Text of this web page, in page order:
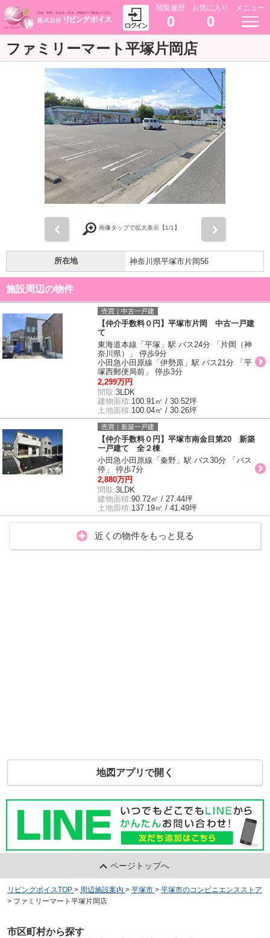
閲覧履歴
0
お気に入り
0
メニュー
ファミリーマート平塚片岡店
画像タップで拡大表示【1/1】
所在地 神奈川県平塚市片岡56
施設周辺の物件
売買｜中古一戸建
【仲介手数料０円】平塚市片岡 中古一戸建
て
東海道本線「平塚」駅 バス24分 「片岡（神
奈川県）」 停歩9分
小田急小田原線「伊勢原」駅 バス21分 「平
塚西郵便局前」 停歩3分
2,299万円
間取:3LDK
建物面積:100.91㎡ / 30.52坪
土地面積:100.04㎡ / 30.26坪
売買｜新築一戸建
【仲介手数料０円】平塚市南金目第20 新築
一戸建て 全２棟
小田急小田原線「秦野」駅 バス30分 「バス
停」 停歩7分
2,880万円
間取:3LDK
建物面積:90.72㎡ / 27.44坪
土地面積:137.19㎡ / 41.49坪
近くの物件をもっと見る
地図アプリで開く
ページトップへ
リビングボイスTOP > 周辺施設案内 > 平塚市 > 平塚市のコンビニエンスストア
> ファミリーマート平塚片岡店
市区町村から探す